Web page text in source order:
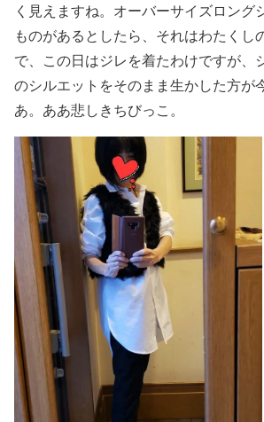
く見えますね。オーバーサイズロング
ものがあるとしたら、それはわたくし
で、この日はジレを着たわけですが、
のシルエットをそのまま生かした方が
あ。ああ悲しきちびっこ。